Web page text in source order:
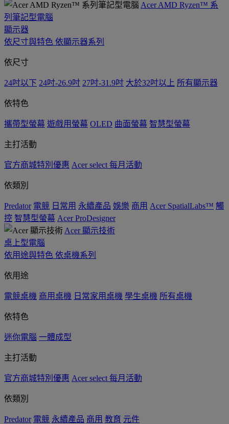
Acer AMD Ryzen™ 系
列筆記型電腦
顯示器
依尺寸與特色 依顯示器系列
依尺寸
24吋以下 24吋-26.9吋 27吋-31.9吋 大於32吋以上 所有顯示器
依特色
攜帶型螢幕 遊戲用螢幕 OLED 曲面螢幕 智慧型螢幕
主打活動
官方商城特別優惠 Acer select 每月活動
依類別
Predator 電競 日常用 永續產品 娛樂 商用 Acer SpatialLabs™ 觸
控 智慧型螢幕 Acer ProDesigner
Acer 顯示技術
桌上型電腦
依用途與特色 依桌機系列
依用途
電競桌機 商用桌機 日常家用桌機 學生桌機 所有桌機
依特色
迷你電腦 一體成型
主打活動
官方商城特別優惠 Acer select 每月活動
依類別
Predator 電競 永續產品 商用 教育 元件